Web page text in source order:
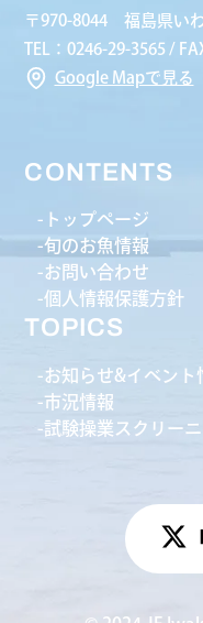
〒970-8044 福島県い
TEL：0246-29-3565 /
Google Mapで見る
CONTENTS
トップページ
旬のお魚情報
お問い合わせ
個人情報保護方針
TOPICS
お知らせ&イベント
市況情報
試験操業スクリー